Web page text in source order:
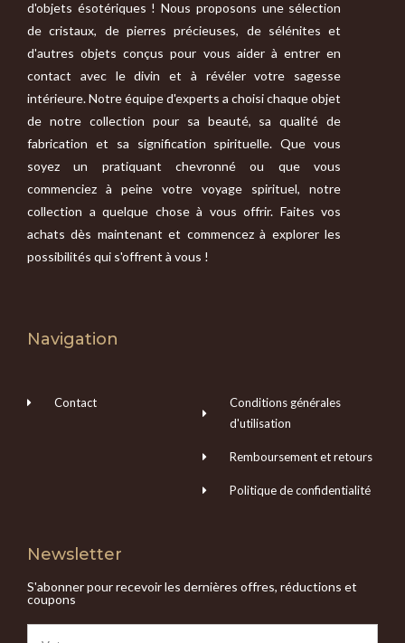
d'objets ésotériques ! Nous proposons une sélection
de cristaux, de pierres précieuses, de sélénites et
d'autres objets conçus pour vous aider à entrer en
contact avec le divin et à révéler votre sagesse
intérieure. Notre équipe d'experts a choisi chaque objet
de notre collection pour sa beauté, sa qualité de
fabrication et sa signification spirituelle. Que vous
soyez un pratiquant chevronné ou que vous
commenciez à peine votre voyage spirituel, notre
collection a quelque chose à vous offrir. Faites vos
achats dès maintenant et commencez à explorer les
possibilités qui s'offrent à vous !
Navigation
Contact
Conditions générales
d'utilisation
Remboursement et retours
Politique de confidentialité
Newsletter
S'abonner pour recevoir les dernières offres, réductions et
coupons